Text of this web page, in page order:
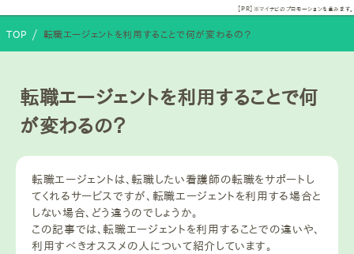
PT・OT・ST求人サイトランキン
【PR】 ※マイナビのプロモーションを含みます。
TOP / 転職エージェントを利用することで何が変わるの？
転職エージェントを利用することで何
が変わるの？
転職エージェントは、転職したい看護師の転職をサポートし
てくれるサービスですが、転職エージェントを利用する場合と
しない場合、どう違うのでしょうか。
この記事では、転職エージェントを利用することでの違いや、
利用すべきオススメの人について紹介しています。